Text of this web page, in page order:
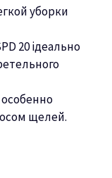
уборки
20 ідеально
особенно
щелей.